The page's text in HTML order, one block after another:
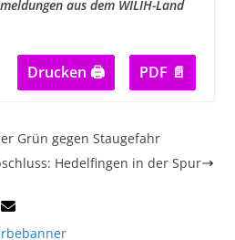
aus dem WILIH-Land
Drucken 🖨 PDF 📄
Grün gegen Staugefahr
Hedelfingen in der Spur